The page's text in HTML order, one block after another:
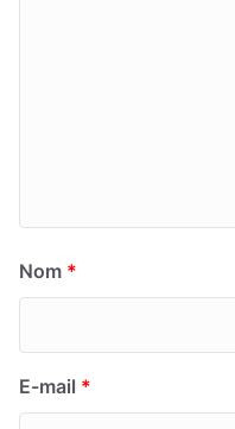
Nom *
E-mail *